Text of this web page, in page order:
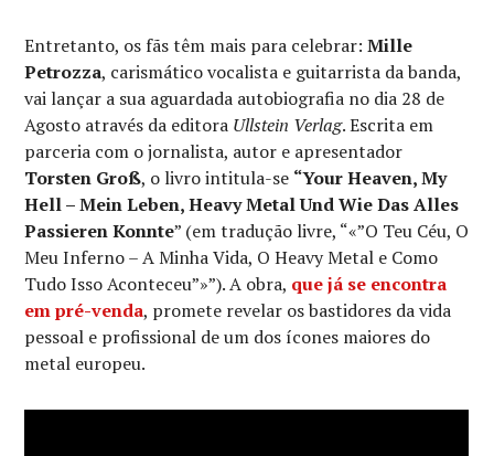
Entretanto, os fãs têm mais para celebrar:Mille
Petrozza, carismático vocalista e guitarrista da banda,
vai lançar a sua aguardada autobiografia no dia 28 de
Agosto através da editora Ullstein Verlag. Escrita em
parceria com o jornalista, autor e apresentador
Torsten Groß, o livro intitula-se “Your Heaven, My
Hell – Mein Leben, Heavy Metal Und Wie Das Alles
Passieren Konnte” (em tradução livre, “«”O Teu Céu, O
Meu Inferno – A Minha Vida, O Heavy Metal e Como
Tudo Isso Aconteceu”»”). A obra, que já se encontra
em pré-venda, promete revelar os bastidores da vida
pessoal e profissional de um dos ícones maiores do
metal europeu.